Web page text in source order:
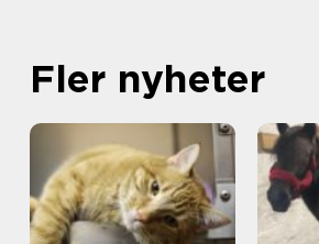
Fler nyheter